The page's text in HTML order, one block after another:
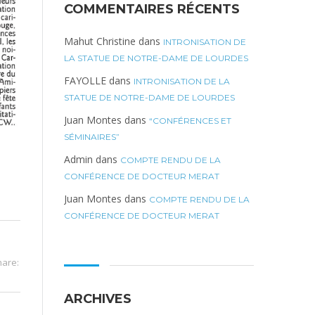
COMMENTAIRES RÉCENTS
Mahut Christine dans INTRONISATION DE
LA STATUE DE NOTRE-DAME DE LOURDES
FAYOLLE dans INTRONISATION DE LA
STATUE DE NOTRE-DAME DE LOURDES
Juan Montes dans “CONFÉRENCES ET
SÉMINAIRES”
Admin dans COMPTE RENDU DE LA
CONFÉRENCE DE DOCTEUR MERAT
Juan Montes dans COMPTE RENDU DE LA
CONFÉRENCE DE DOCTEUR MERAT
ARCHIVES